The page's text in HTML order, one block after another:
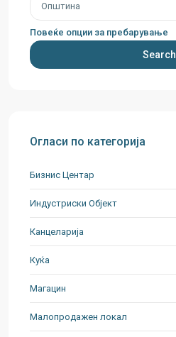
Општина
Повеќе опции за пребарување
Search
Огласи по категорија
Бизнис Центар
Индустриски Oбјект
Канцеларија
Куќа
Магацин
Малопродажен локал